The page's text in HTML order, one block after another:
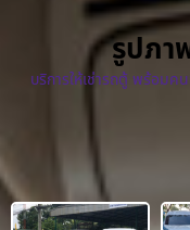
รูปภา
บริการให้เช่ารถตู้ พร้อมค